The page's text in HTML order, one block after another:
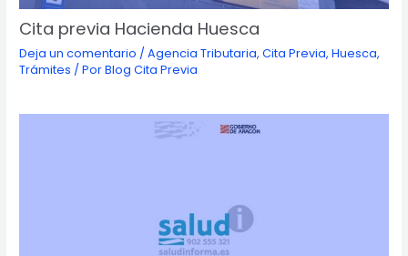
Cita previa Hacienda Huesca
Deja un comentario /Agencia Tributaria,Cita Previa,Huesca,
Trámites / PorBlog Cita Previa